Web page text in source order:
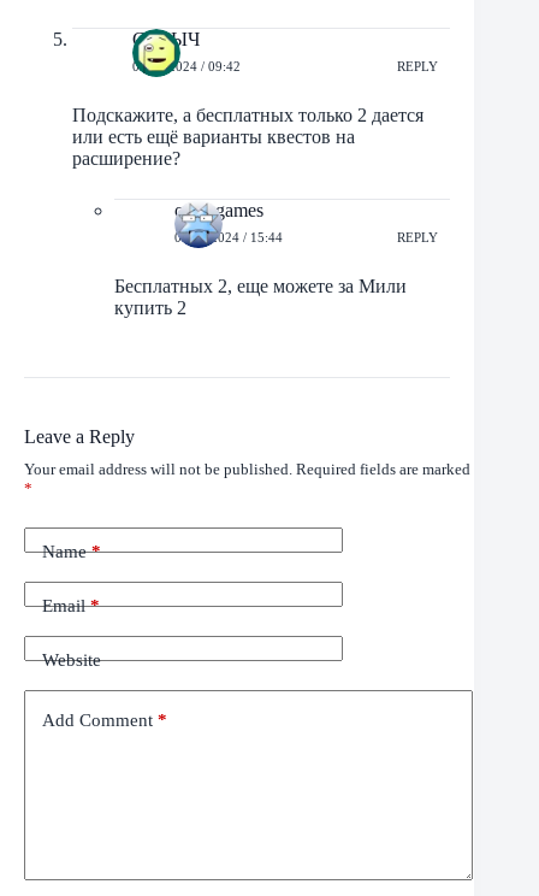
СОРЫЧ
01/02/2024 / 09:42 REPLY
Подскажите, а бесплатных только 2 дается
или есть ещё варианты квестов на
расширение?
orbit-games
01/02/2024 / 15:44 REPLY
Бесплатных 2, еще можете за Мили
купить 2
Leave a Reply
Your email address will not be published. Required fields are marked
*
Name*
Email*
Website
Add Comment *